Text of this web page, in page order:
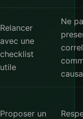
Relancer
avec une
checklist
utile
Ne
Proposer un